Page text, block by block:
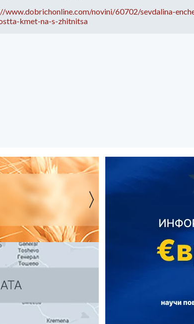
www.dobrichonline.com/novini/60702/sevdalina-
kmet-na-s-zhitnitsa